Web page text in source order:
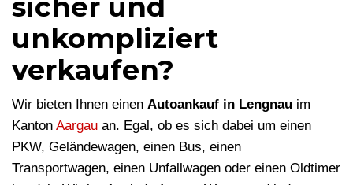
unkompliziert
verkaufen?
Wir bieten Ihnen einen Autoankauf in Lengnau im
Kanton Aargau an. Egal, ob es sich dabei um einen
PKW, Geländewagen, einen Bus, einen
Transportwagen, einen Unfallwagen oder einen Oldtimer